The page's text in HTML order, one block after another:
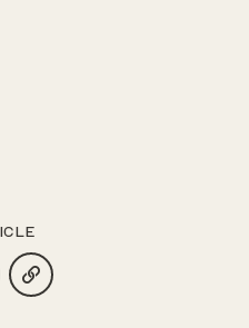
sur facebook
contenu sur twitter
le contenu sur linkedin
Copier l'URL du contenu